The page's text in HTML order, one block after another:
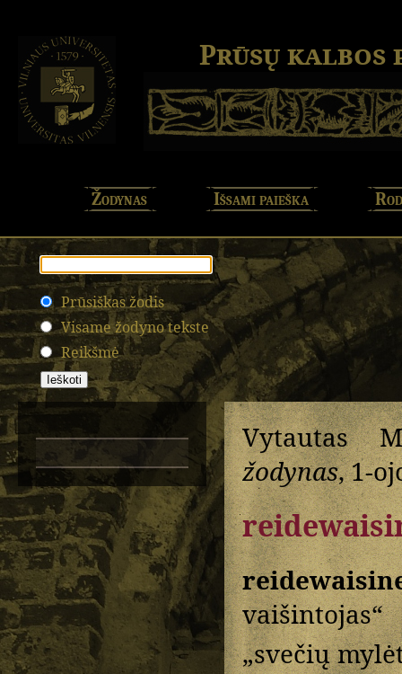
Prūsų kalbos
Žodynas Išsami paieška
Prūsiškas žodis
Visame žodyno tekste
Reikšmė
Vytautas
žodynas, 1-
„svečių